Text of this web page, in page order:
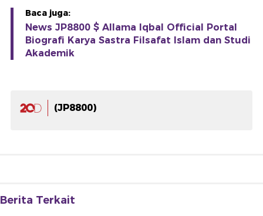
Baca juga:
News JP8800 $ Allama Iqbal Official Portal
Biografi Karya Sastra Filsafat Islam dan Studi
Akademik
(JP8800)
Berita Terkait